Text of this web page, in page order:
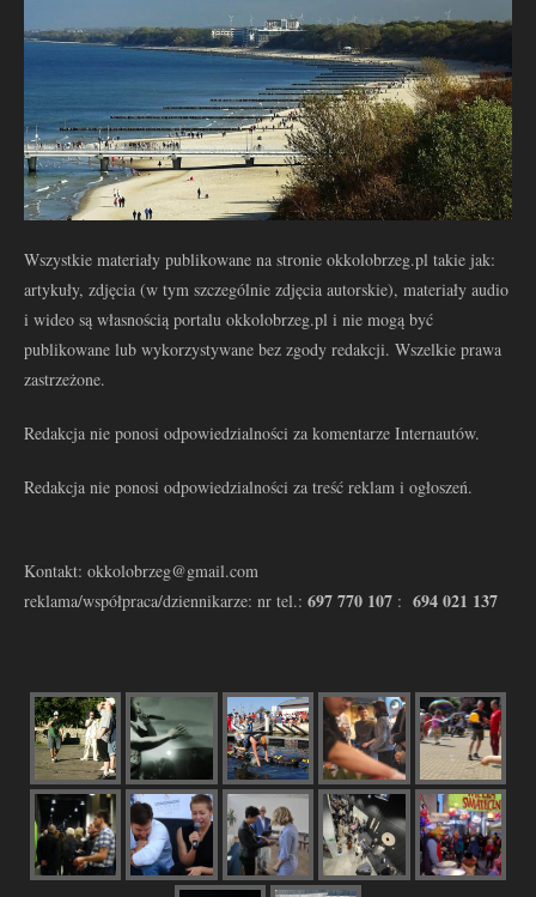
Wszystkie materiały publikowane na stronie okkolobrzeg.pl takie jak:
artykuły, zdjęcia (w tym szczególnie zdjęcia autorskie), materiały audio
i wideo są własnością portalu okkolobrzeg.pl i nie mogą być
publikowane lub wykorzystywane bez zgody redakcji. Wszelkie prawa
zastrzeżone.
Redakcja nie ponosi odpowiedzialności za komentarze Internautów.
Redakcja nie ponosi odpowiedzialności za treść reklam i ogłoszeń.
Kontakt: okkolobrzeg@gmail.com
reklama/współpraca/dziennikarze: nr tel.: 697 770 107 : 694 021 137